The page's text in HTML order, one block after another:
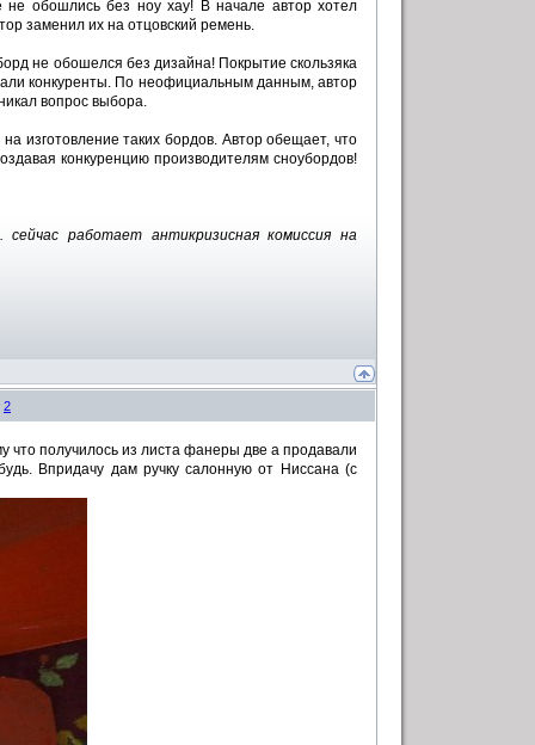
не обошлись без ноу хау! В начале автор хотел
заменил их на отцовский ремень.
не обошелся без дизайна! Покрытие скользяка
конкуренты. По неофициальным данным, автор
вопрос выбора.
изготовление таких бордов. Автор обещает, что
конкуренцию производителям сноубордов!
работает антикризисная комиссия на
2
получилось из листа фанеры две а продавали
Впридачу дам ручку салонную от Ниссана (с